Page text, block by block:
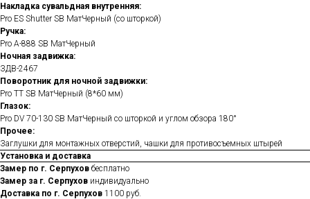
Накладка сувальдная внутренняя:
Pro ES Shutter SB МатЧерный (со шторкой)
Ручка:
Pro A-888 SB МатЧерный
Ночная задвижка:
ЗДВ-2467
Поворотник для ночной задвижки:
Pro TT SB МатЧерный (8*60 мм)
Глазок:
Pro DV 70-130 SB МатЧерный со шторкой и углом обзора 180°
Прочее:
Заглушки для монтажных отверстий, чашки для противосъемных штырей
Установка и доставка
Замер по г. Серпухов бесплатно
Замер за г. Серпухов индивидуально
Доставка по г. Серпухов 1100 руб.